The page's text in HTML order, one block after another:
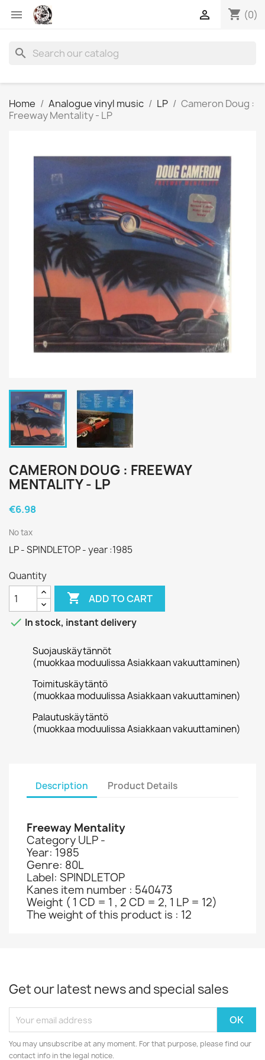
 shopping_cart (0)

search
Home Analogue vinyl music LP
Cameron Doug :
Freeway Mentality - LP
CAMERON DOUG : FREEWAY
MENTALITY - LP
€6.98
No tax
LP - SPINDLETOP - year :1985
Quantity
 ADD TO CART
 In stock, instant delivery
Suojauskäytännöt
(muokkaa moduulissa Asiakkaan vakuuttaminen)
Toimituskäytäntö
(muokkaa moduulissa Asiakkaan vakuuttaminen)
Palautuskäytäntö
(muokkaa moduulissa Asiakkaan vakuuttaminen)
Description Product Details
Freeway Mentality
Category ULP -
Year: 1985
Genre: 80L
Label: SPINDLETOP
Kanes item number : 540473
Weight ( 1 CD = 1 , 2 CD = 2, 1 LP = 12)
The weight of this product is : 12
Get our latest news and special sales
You may unsubscribe at any moment. For that purpose, please find our
contact info in the legal notice.